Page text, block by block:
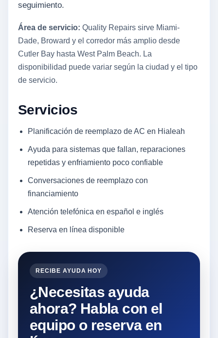
seguimiento.
Área de servicio: Quality Repairs sirve Miami-
Dade, Broward y el corredor más amplio desde
Cutler Bay hasta West Palm Beach. La
disponibilidad puede variar según la ciudad y el tipo
de servicio.
Servicios
Planificación de reemplazo de AC en Hialeah
Ayuda para sistemas que fallan, reparaciones
repetidas y enfriamiento poco confiable
Conversaciones de reemplazo con
financiamiento
Atención telefónica en español e inglés
Reserva en línea disponible
RECIBE AYUDA HOY
¿Necesitas ayuda
ahora? Habla con el
equipo o reserva en